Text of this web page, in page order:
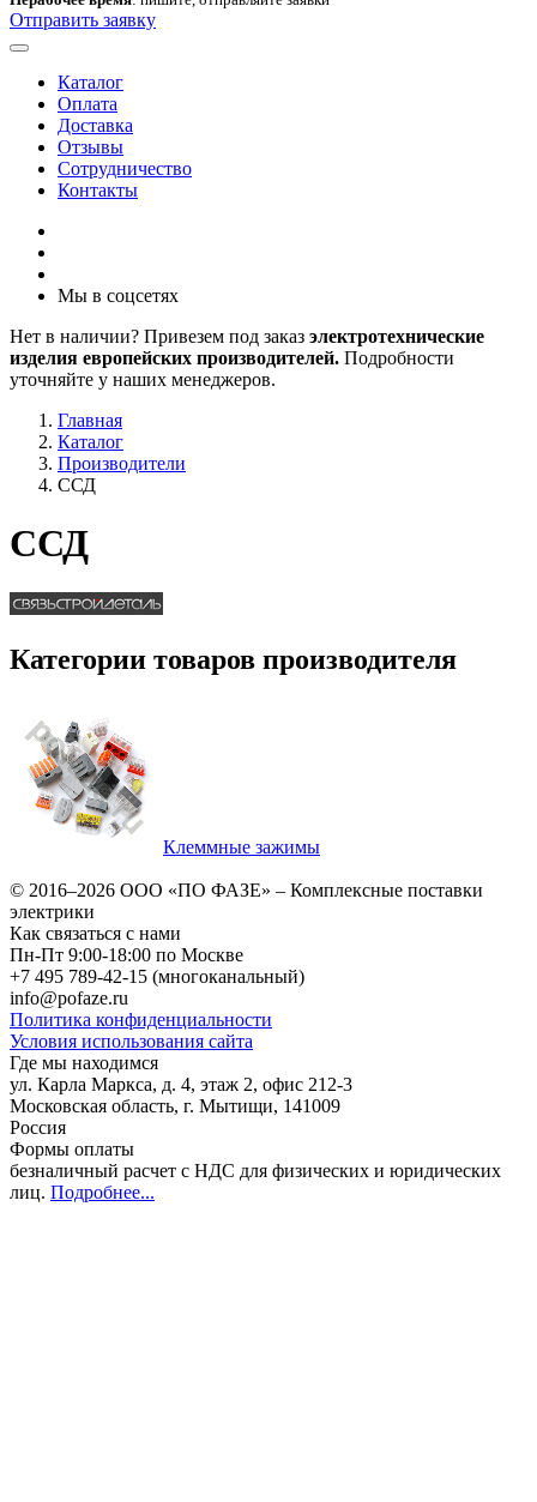
Отправить заявку
Каталог
Оплата
Доставка
Отзывы
Сотрудничество
Контакты
Мы в соцсетях
Нет в наличии? Привезем под заказ электротехнические
изделия европейских производителей. Подробности
уточняйте у наших менеджеров.
Главная
Каталог
Производители
ССД
ССД
Категории товаров производителя
Клеммные зажимы
© 2016–2026 ООО «ПО ФАЗЕ» – Комплексные поставки
электрики
Как связаться с нами
Пн-Пт 9:00-18:00 по Москве
+7 495 789-42-15 (многоканальный)
info@pofaze.ru
Политика конфиденциальности
Условия использования сайта
Где мы находимся
ул. Карла Маркса, д. 4, этаж 2, офис 212-3
Московская область, г. Мытищи, 141009
Россия
Формы оплаты
безналичный расчет с НДС для физических и юридических
лиц. Подробнее...